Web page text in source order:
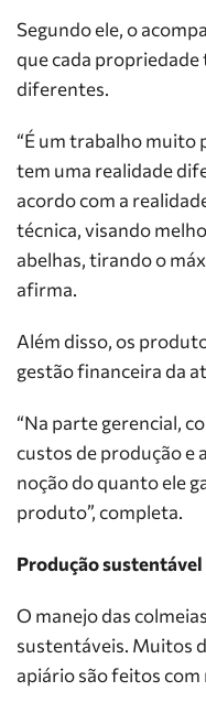
Segundo ele, o
que cada
diferentes.
“É um trabalho
tem uma realidade
acordo com a
técnica, visando
abelhas, tirando o
afirma.
Além disso, os
gestão financeira da
“Na parte gerencial,
custos de produção e
noção do quanto ele
produto”, completa.
Produção sustentável
O manejo das
sustentáveis. Muitos
apiário são feitos